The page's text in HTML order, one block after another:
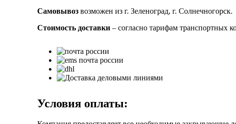
Самовывоз возможен из г. Зеленоград, г. Солнечногорск.
Стоимость доставки – согласно тарифам транспортных
Условия оплаты: